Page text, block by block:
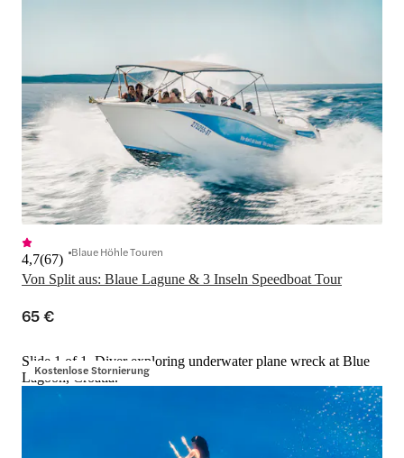
Von Split aus: Blaue Lagune & 3 Inseln Speedboat Tour
4,7(67) Blaue Höhle Touren
65 €
Kostenlose Stornierung
Slide 1 of 1, Diver exploring underwater plane wreck at Blue
Lagoon, Croatia.